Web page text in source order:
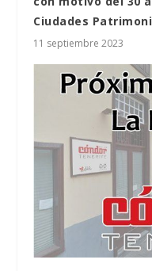
Ciudades
11 septiembre 2023